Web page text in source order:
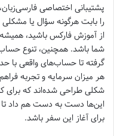
پشتیبانی اختصاصی فارسی‌زبان،
را بابت هرگونه سؤال یا
از آموزش فارکس باشید،
شما باشد. همچنین، تنوع
گرفته تا حساب‌های واقعی با
هر میزان سرمایه و تجربه
شکلی طراحی شده‌اند که برای
این‌ها دست به دست هم داد تا
برای آغاز این سفر باشد.